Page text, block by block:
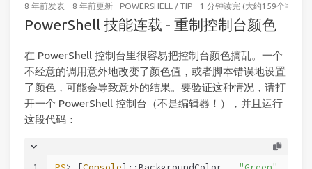
8 年前发表 8 年前更新 POWERSHELL / TIP 1 分钟读完 (大约159个字)
PowerShell 技能连载 - 重制控制台颜色
在 PowerShell 控制台里很容易把控制台颜色搞乱。一个
不经意的调用意外地改变了颜色值，或者脚本错误地设置
了颜色，可能会导致意外的结果。要验证这种情况，请打
开一个 PowerShell 控制台（不是编辑器！），并且运行
这段代码：